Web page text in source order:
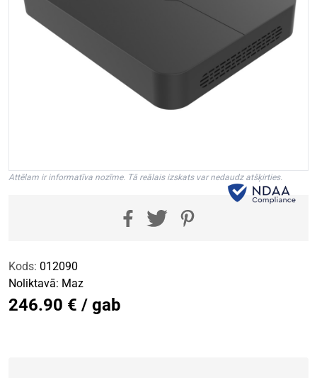
Attēlam ir informatīva nozīme. Tā reālais izskats var nedaudz atšķirties.
Kods: 012090
Noliktavā: Maz
246.90 € / gab